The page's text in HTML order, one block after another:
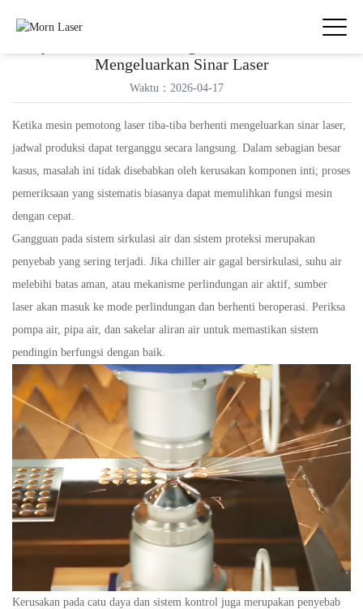
Mengeluarkan Sinar Laser
Waktu：2026-04-17
Ketika mesin pemotong laser tiba-tiba berhenti mengeluarkan sinar laser,
jadwal produksi dapat terganggu secara langsung. Dalam sebagian besar
kasus, masalah ini tidak disebabkan oleh kerusakan komponen inti; proses
pemeriksaan yang sistematis biasanya dapat memulihkan fungsi mesin
dengan cepat.
Gangguan pada sistem sirkulasi air dan sistem proteksi merupakan
penyebab yang sering terjadi. Jika chiller air gagal bersirkulasi, suhu air
melebihi batas aman, atau mekanisme perlindungan air aktif, sumber
laser akan masuk ke mode perlindungan dan berhenti beroperasi. Periksa
pompa air, pipa air, dan sakelar aliran air untuk memastikan sistem
pendingin berfungsi dengan baik.
Kerusakan pada catu daya dan sistem kontrol juga merupakan penyebab